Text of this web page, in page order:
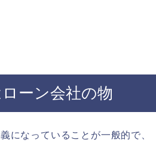
ーン会社の物
になっていることが一般的で、